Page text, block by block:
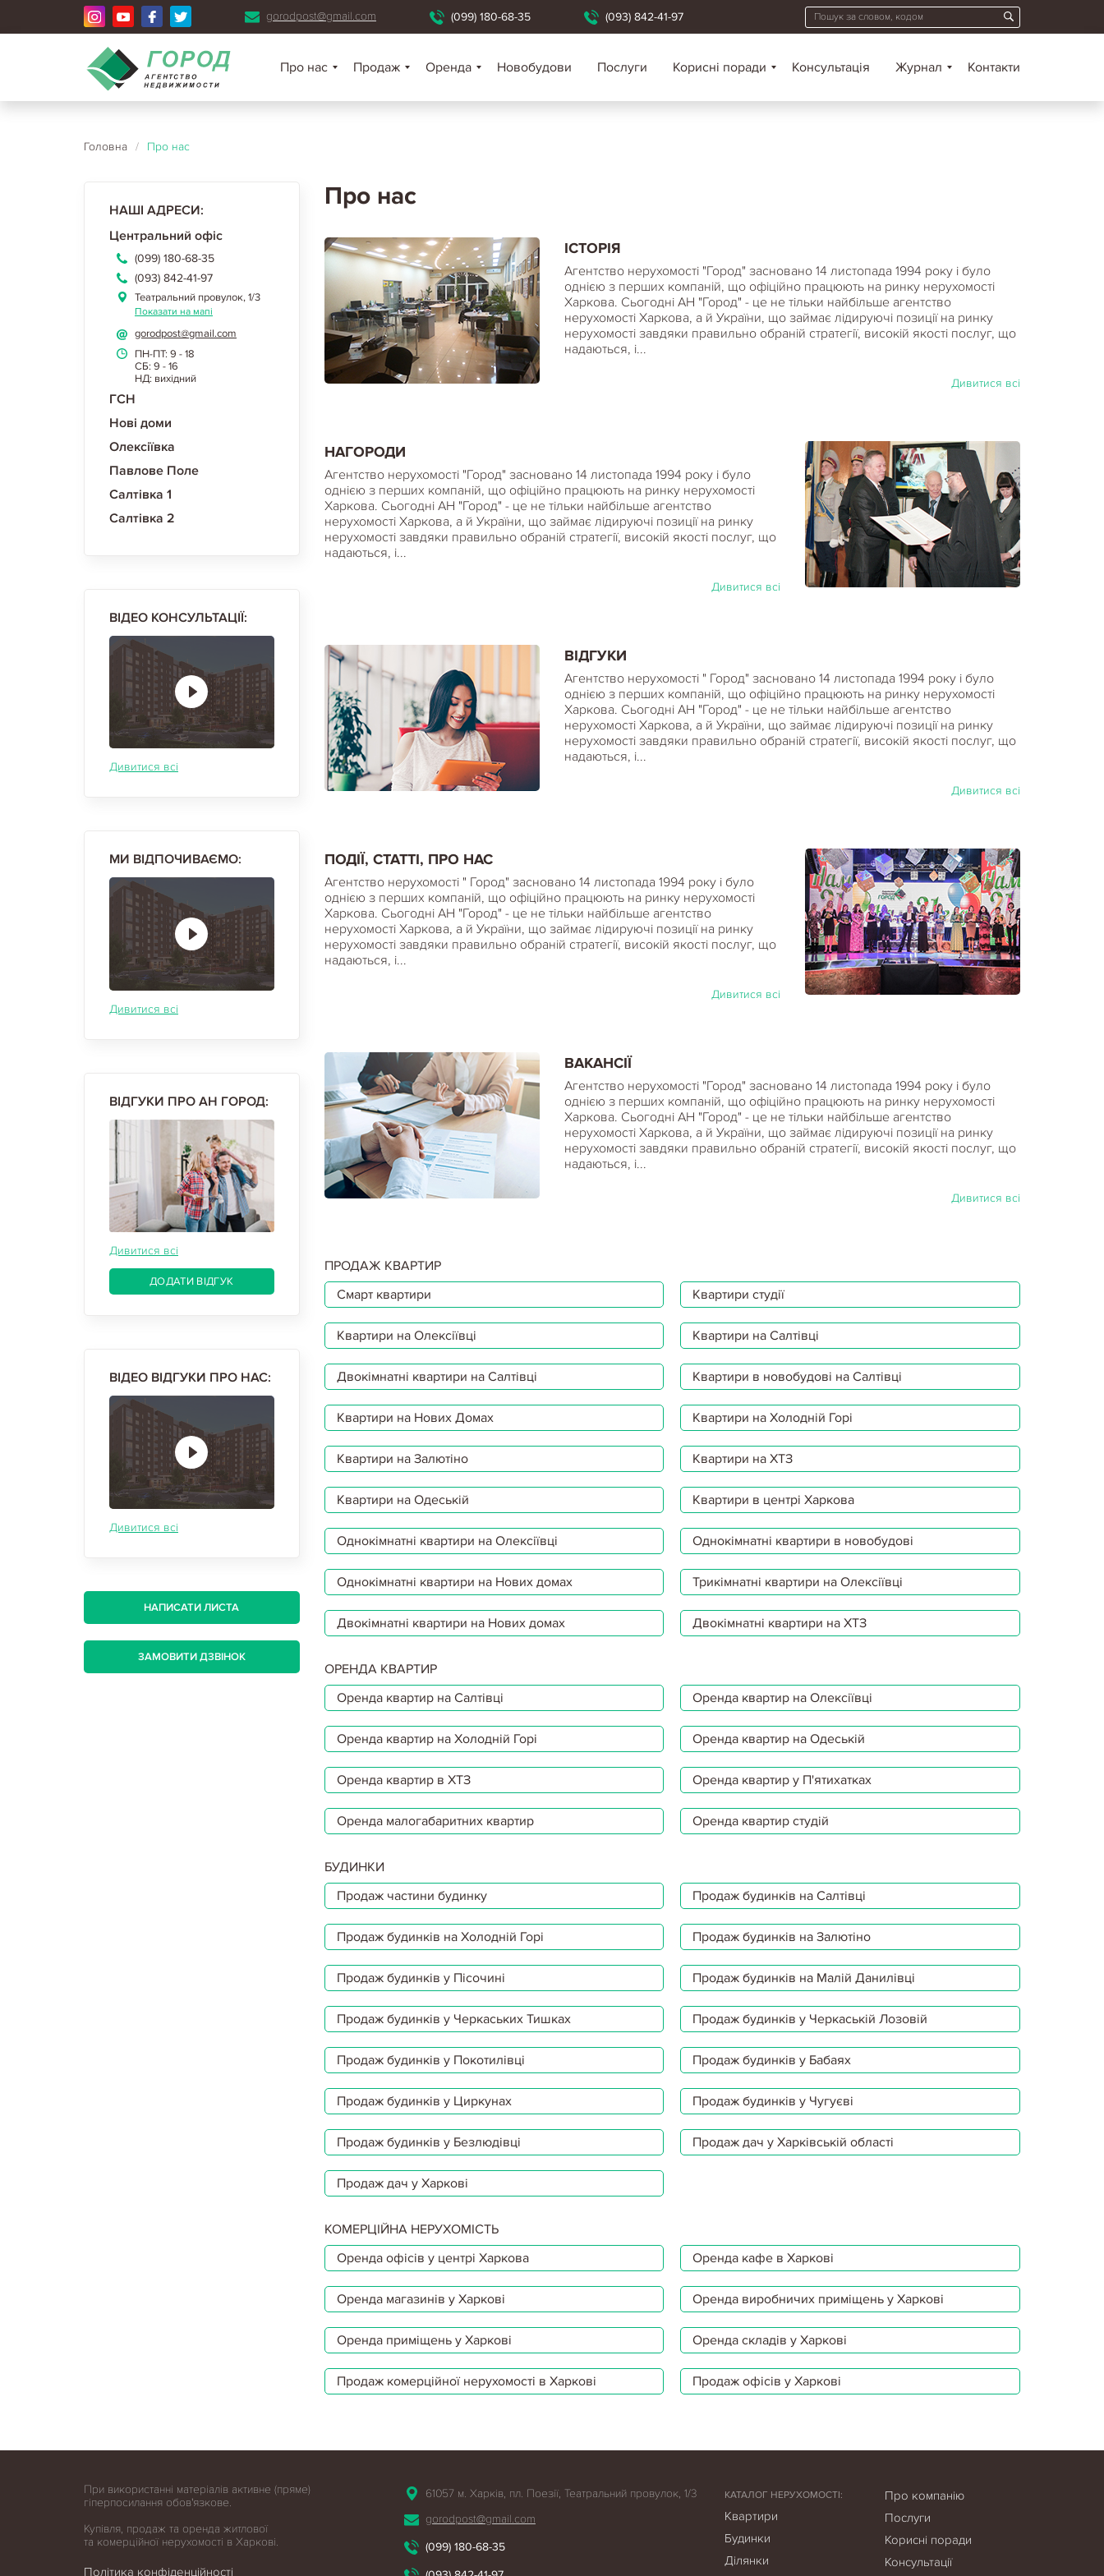
gorodpost@gmail.com (099) 180-68-35 (093) 842-41-97
Про нас Продаж Оренда Новобудови Послуги Корисні поради Консультація Журнал Контакти
Головна / Про нас
НАШІ АДРЕСИ:
Центральний офіс
(099) 180-68-35
(093) 842-41-97
Театральний провулок, 1/3
Показати на мапі
gorodpost@gmail.com
ПН-ПТ: 9 - 18
СБ: 9 - 16
НД: вихідний
ГСН
Нові доми
Олексіївка
Павлове Поле
Салтівка 1
Салтівка 2
ВІДЕО КОНСУЛЬТАЦІЇ:
Дивитися всі
МИ ВІДПОЧИВАЄМО:
Дивитися всі
ВІДГУКИ ПРО АН ГОРОД:
Дивитися всі
ДОДАТИ ВІДГУК
ВІДЕО ВІДГУКИ ПРО НАС:
Дивитися всі
НАПИСАТИ ЛИСТА
ЗАМОВИТИ ДЗВІНОК
Про нас
ІСТОРІЯ
Агентство нерухомості "Город" засновано 14 листопада 1994 року і було
однією з перших компаній, що офіційно працюють на ринку нерухомості
Харкова. Сьогодні АН "Город" - це не тільки найбільше агентство
нерухомості Харкова, а й України, що займає лідируючі позиції на ринку
нерухомості завдяки правильно обраній стратегії, високій якості послуг, що
надаються, і...
Дивитися всі
НАГОРОДИ
Агентство нерухомості "Город" засновано 14 листопада 1994 року і було
однією з перших компаній, що офіційно працюють на ринку нерухомості
Харкова. Сьогодні АН "Город" - це не тільки найбільше агентство
нерухомості Харкова, а й України, що займає лідируючі позиції на ринку
нерухомості завдяки правильно обраній стратегії, високій якості послуг, що
надаються, і...
Дивитися всі
ВІДГУКИ
Агентство нерухомості " Город" засновано 14 листопада 1994 року і було
однією з перших компаній, що офіційно працюють на ринку нерухомості
Харкова. Сьогодні АН "Город" - це не тільки найбільше агентство
нерухомості Харкова, а й України, що займає лідируючі позиції на ринку
нерухомості завдяки правильно обраній стратегії, високій якості послуг, що
надаються, і...
Дивитися всі
ПОДІЇ, СТАТТІ, ПРО НАС
Агентство нерухомості " Город" засновано 14 листопада 1994 року і було
однією з перших компаній, що офіційно працюють на ринку нерухомості
Харкова. Сьогодні АН "Город" - це не тільки найбільше агентство
нерухомості Харкова, а й України, що займає лідируючі позиції на ринку
нерухомості завдяки правильно обраній стратегії, високій якості послуг, що
надаються, і...
Дивитися всі
ВАКАНСІЇ
Агентство нерухомості "Город" засновано 14 листопада 1994 року і було
однією з перших компаній, що офіційно працюють на ринку нерухомості
Харкова. Сьогодні АН "Город" - це не тільки найбільше агентство
нерухомості Харкова, а й України, що займає лідируючі позиції на ринку
нерухомості завдяки правильно обраній стратегії, високій якості послуг, що
надаються, і...
Дивитися всі
ПРОДАЖ КВАРТИР
Смарт квартири
Квартири студії
Квартири на Олексіївці Квартири на Салтівці
Двокімнатні квартири на Салтівці Квартири в новобудові на Салтівці
Квартири на Нових Домах Квартири на Холодній Горі
Квартири на Залютіно Квартири на ХТЗ
Квартири на Одеській Квартири в центрі Харкова
Однокімнатні квартири на Олексіївці Однокімнатні квартири в новобудові
Однокімнатні квартири на Нових домах Трикімнатні квартири на Олексіївці
Двокімнатні квартири на Нових домах Двокімнатні квартири на ХТЗ
ОРЕНДА КВАРТИР
Оренда квартир на Салтівці
Оренда квартир на Олексіївці
Оренда квартир на Холодній Горі Оренда квартир на Одеській
Оренда квартир в ХТЗ Оренда квартир у П'ятихатках
Оренда малогабаритних квартир Оренда квартир студій
БУДИНКИ
Продаж частини будинку
Продаж будинків на Салтівці
Продаж будинків на Холодній Горі Продаж будинків на Залютіно
Продаж будинків у Пісочині Продаж будинків на Малій Данилівці
Продаж будинків у Черкаських Тишках Продаж будинків у Черкаській Лозовій
Продаж будинків у Покотилівці Продаж будинків у Бабаях
Продаж будинків у Циркунах Продаж будинків у Чугуєві
Продаж будинків у Безлюдівці Продаж дач у Харківській області
Продаж дач у Харкові
КОМЕРЦІЙНА НЕРУХОМІСТЬ
Оренда офісів у центрі Харкова
Оренда кафе в Харкові
Оренда магазинів у Харкові Оренда виробничих приміщень у Харкові
Оренда приміщень у Харкові Оренда складів у Харкові
Продаж комерційної нерухомості в Харкові Продаж офісів у Харкові
61057 м. Харків, пл. Поезії, Театральний провулок, 1/3
gorodpost@gmail.com
(099) 180-68-35
При використанні матеріалів активне (пряме)
гіперпосилання обов'язкове.
Купівля, продаж та оренда житлової
та комерційної нерухомості в Харкові.
Політика конфіденційності
КАТАЛОГ НЕРУХОМОСТІ:
Квартири
Будинки
Ділянки
Про компанію
Послуги
Корисні поради
Консультації